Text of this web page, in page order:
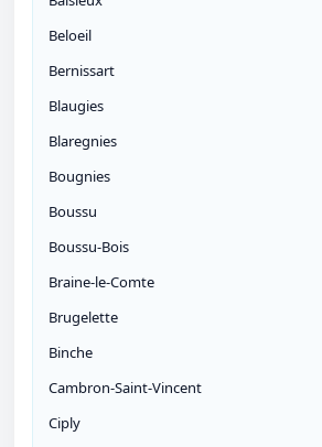
Beloeil
Bernissart
Blaugies
Blaregnies
Bougnies
Boussu
Boussu-Bois
Braine-le-Comte
Brugelette
Binche
Cambron-Saint-Vincent
Ciply